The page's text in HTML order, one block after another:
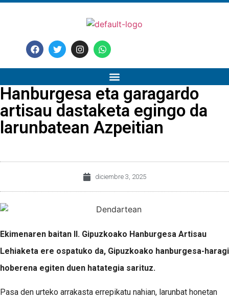
Hanburgesa eta garagardo
artisau dastaketa egingo da
larunbatean Azpeitian
diciembre 3, 2025
Ekimenaren baitan II. Gipuzkoako Hanburgesa Artisau
Lehiaketa ere ospatuko da, Gipuzkoako hanburgesa-haragi
hoberena egiten duen hatategia sarituz.
Pasa den urteko arrakasta errepikatu nahian, larunbat honetan